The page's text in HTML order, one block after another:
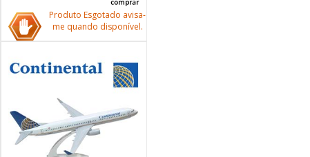
Produto Esgotado avisa-
me quando disponível.